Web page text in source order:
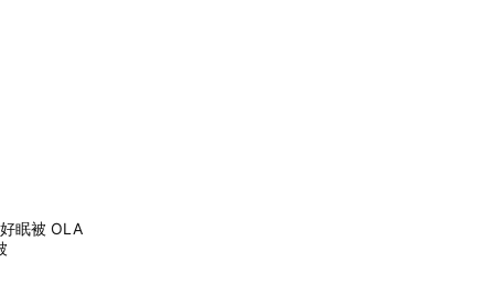
眠被 OLA